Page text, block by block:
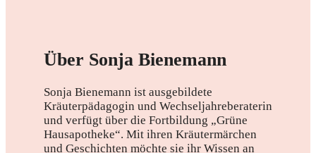
Über Sonja Bienemann
Sonja Bienemann ist ausgebildete
Kräuterpädagogin und Wechseljahreberaterin
und verfügt über die Fortbildung „Grüne
Hausapotheke“. Mit ihren Kräutermärchen
und Geschichten möchte sie ihr Wissen an